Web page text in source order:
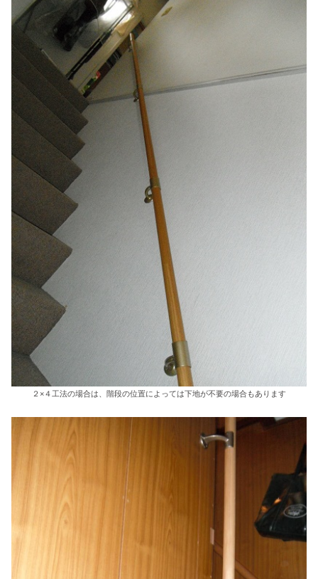
２×４工法の場合は、階段の位置によっては下地が不要の場合もあります